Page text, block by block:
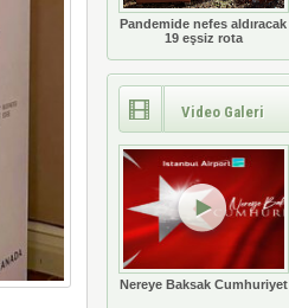
Pandemide nefes aldıracak
19 eşsiz rota
Video Galeri
Nereye Baksak Cumhuriyet